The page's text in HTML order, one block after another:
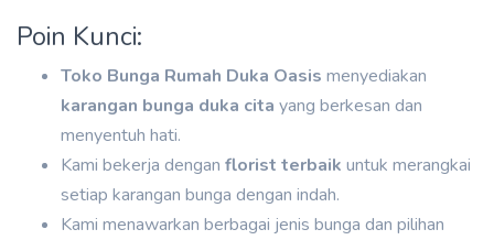
Poin Kunci:
Toko Bunga Rumah Duka Oasis menyediakan
karangan bunga duka cita yang berkesan dan
menyentuh hati.
Kami bekerja dengan florist terbaik untuk merangkai
setiap karangan bunga dengan indah.
Kami menawarkan berbagai jenis bunga dan pilihan